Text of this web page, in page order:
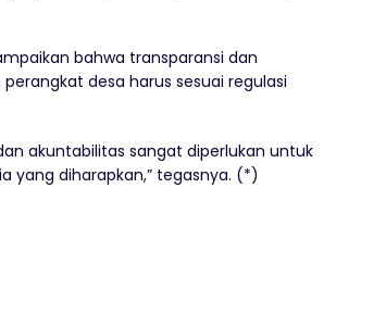
bahwa transparansi dan
desa harus sesuai regulasi
akuntabilitas sangat diperlukan untuk
yang diharapkan,” tegasnya. (*)